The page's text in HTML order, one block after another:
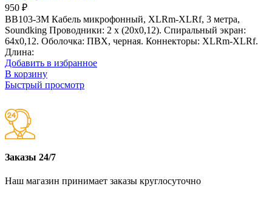
950 ₽
BB103-3M Кабель микрофонный, XLRm-XLRf, 3 метра,
Soundking Проводники: 2 х (20х0,12). Спиральный экран:
64х0,12. Оболочка: ПВХ, черная. Коннекторы: XLRm-XLRf.
Длина:
Добавить в избранное
В корзину
Быстрый просмотр
Заказы 24/7
Наш магазин принимает заказы круглосуточно